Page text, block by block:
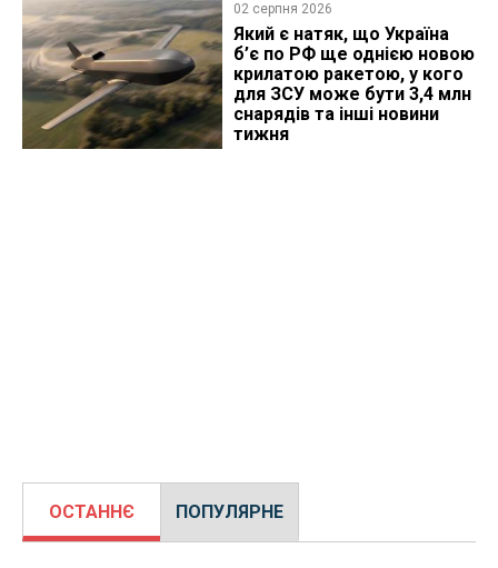
02 серпня 2026
Який є натяк, що Україна
б’є по РФ ще однією новою
крилатою ракетою, у кого
для ЗСУ може бути 3,4 млн
снарядів та інші новини
тижня
ОСТАННЄ ПОПУЛЯРНЕ